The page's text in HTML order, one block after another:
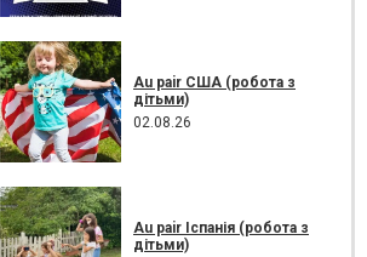
Au pair США (робота з
дітьми)
02.08.26
Au pair Іспанія (робота з
дітьми)